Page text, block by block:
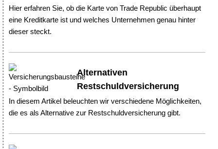
Hier erfahren Sie, ob die Karte von Trade Republic überhaupt
eine Kreditkarte ist und welches Unternehmen genau hinter
dieser steckt.
Alternativen
Restschuldversicherung
In diesem Artikel beleuchten wir verschiedene Möglichkeiten,
die es als Alternative zur Restschuldversicherung gibt.